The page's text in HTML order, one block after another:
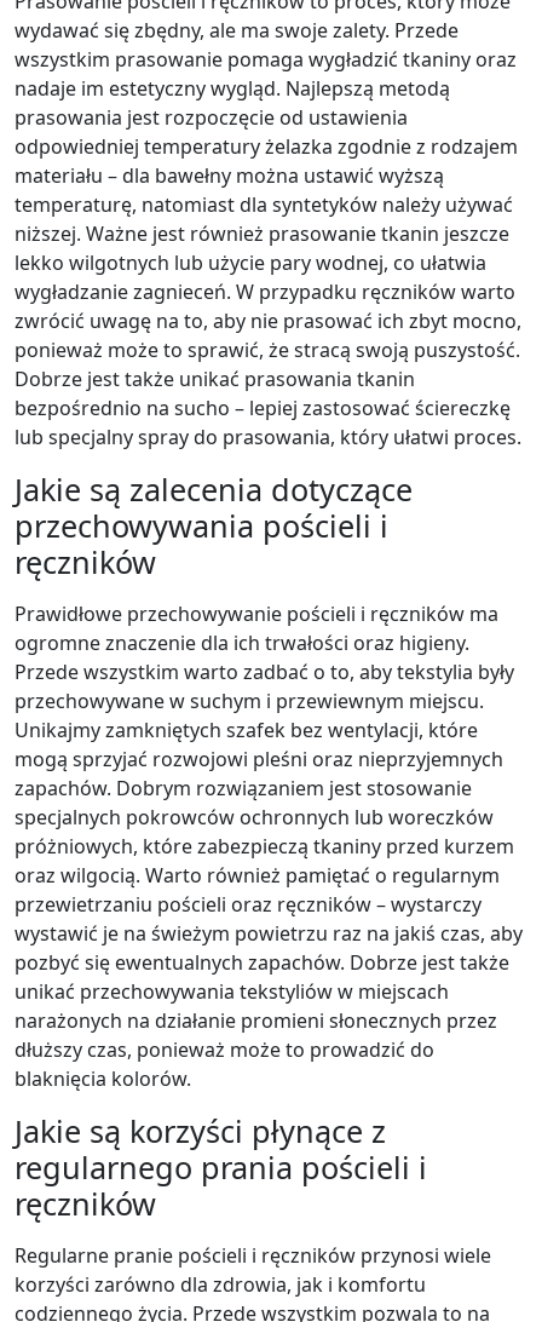
wydawać się zbędny, ale ma swoje zalety. Przede
wszystkim prasowanie pomaga wygładzić tkaniny oraz
nadaje im estetyczny wygląd. Najlepszą metodą
prasowania jest rozpoczęcie od ustawienia
odpowiedniej temperatury żelazka zgodnie z rodzajem
materiału – dla bawełny można ustawić wyższą
temperaturę, natomiast dla syntetyków należy używać
niższej. Ważne jest również prasowanie tkanin jeszcze
lekko wilgotnych lub użycie pary wodnej, co ułatwia
wygładzanie zagnieceń. W przypadku ręczników warto
zwrócić uwagę na to, aby nie prasować ich zbyt mocno,
ponieważ może to sprawić, że stracą swoją puszystość.
Dobrze jest także unikać prasowania tkanin
bezpośrednio na sucho – lepiej zastosować ściereczkę
lub specjalny spray do prasowania, który ułatwi proces.
Jakie są zalecenia dotyczące
przechowywania pościeli i
ręczników
Prawidłowe przechowywanie pościeli i ręczników ma
ogromne znaczenie dla ich trwałości oraz higieny.
Przede wszystkim warto zadbać o to, aby tekstylia były
przechowywane w suchym i przewiewnym miejscu.
Unikajmy zamkniętych szafek bez wentylacji, które
mogą sprzyjać rozwojowi pleśni oraz nieprzyjemnych
zapachów. Dobrym rozwiązaniem jest stosowanie
specjalnych pokrowców ochronnych lub woreczków
próżniowych, które zabezpieczą tkaniny przed kurzem
oraz wilgocią. Warto również pamiętać o regularnym
przewietrzaniu pościeli oraz ręczników – wystarczy
wystawić je na świeżym powietrzu raz na jakiś czas, aby
pozbyć się ewentualnych zapachów. Dobrze jest także
unikać przechowywania tekstyliów w miejscach
narażonych na działanie promieni słonecznych przez
dłuższy czas, ponieważ może to prowadzić do
blaknięcia kolorów.
Jakie są korzyści płynące z
regularnego prania pościeli i
ręczników
Regularne pranie pościeli i ręczników przynosi wiele
korzyści zarówno dla zdrowia, jak i komfortu
codziennego życia. Przede wszystkim pozwala to na